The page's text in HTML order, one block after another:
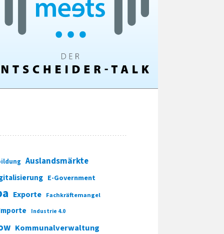
Auslandsmärkte
E-Government
Exporte Fachkräftemangel
Industrie 4.0
Kommunalverwaltung